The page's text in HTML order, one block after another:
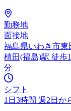
勤務地
面接地
福島県いわき市東
植田(福島)駅 徒歩
分
シフト
1日3時間 週2日か